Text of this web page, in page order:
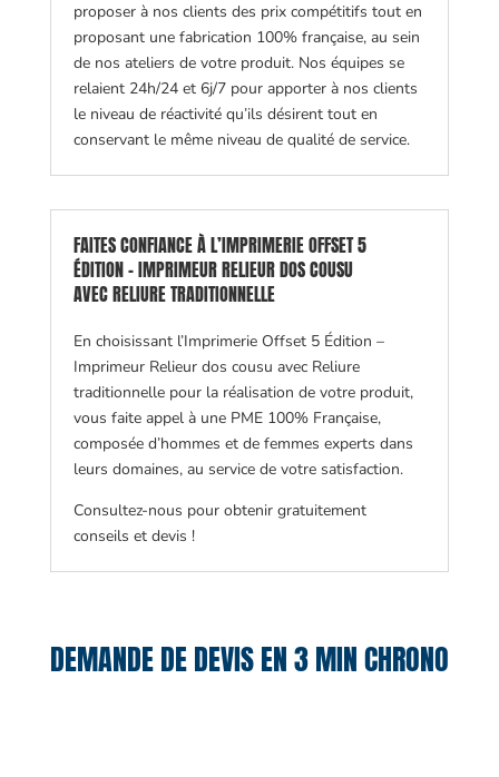
proposer à nos clients des prix compétitifs tout en
proposant une fabrication 100% française, au sein
de nos ateliers de votre produit. Nos équipes se
relaient 24h/24 et 6j/7 pour apporter à nos clients
le niveau de réactivité qu’ils désirent tout en
conservant le même niveau de qualité de service.
FAITES CONFIANCE À L’IMPRIMERIE OFFSET 5
ÉDITION - IMPRIMEUR RELIEUR DOS COUSU
AVEC RELIURE TRADITIONNELLE
En choisissant l’Imprimerie Offset 5 Édition –
Imprimeur Relieur dos cousu avec Reliure
traditionnelle pour la réalisation de votre produit,
vous faite appel à une PME 100% Française,
composée d’hommes et de femmes experts dans
leurs domaines, au service de votre satisfaction.
Consultez-nous pour obtenir gratuitement
conseils et devis !
DEMANDE DE DEVIS EN 3 MIN CHRONO